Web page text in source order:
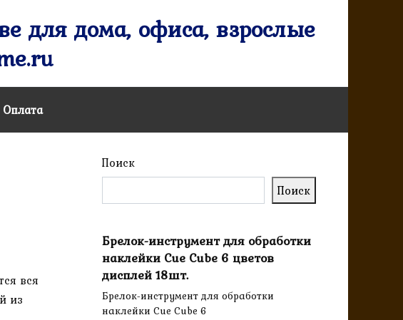
для дома, офиса, взрослые
Оплата
вся
из
Поиск
Поиск
Брелок-инструмент для обработки
наклейки Cue Cube 6 цветов
дисплей 18шт.
Брелок-инструмент для обработки
наклейки Cue Cube 6